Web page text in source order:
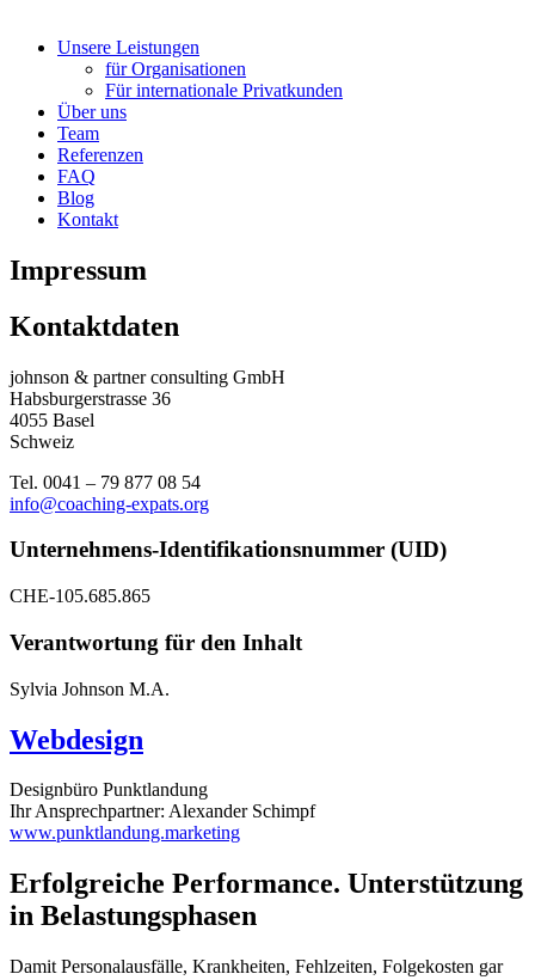
Unsere Leistungen
für Organisationen
Für internationale Privatkunden
Über uns
Team
Referenzen
FAQ
Blog
Kontakt
Impressum
Kontaktdaten
johnson & partner consulting GmbH
Habsburgerstrasse 36
4055 Basel
Schweiz
Tel. 0041 – 79 877 08 54
info@coaching-expats.org
Unternehmens-Identifikationsnummer (UID)
CHE-105.685.865
Verantwortung für den Inhalt
Sylvia Johnson M.A.
Webdesign
Designbüro Punktlandung
Ihr Ansprechpartner: Alexander Schimpf
www.punktlandung.marketing
Erfolgreiche Performance. Unterstützung
in Belastungsphasen
Damit Personalausfälle, Krankheiten, Fehlzeiten, Folgekosten gar